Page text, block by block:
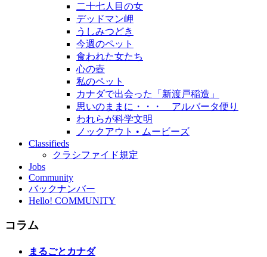
二十七人目の女
デッドマン岬
うしみつどき
今週のペット
食われた女たち
心の壺
私のペット
カナダで出会った「新渡戸稲造」
思いのままに・・・ アルバータ便り
われらが科学文明
ノックアウト • ムービーズ
Classifieds
クラシファイド規定
Jobs
Community
バックナンバー
Hello! COMMUNITY
コラム
まるごとカナダ